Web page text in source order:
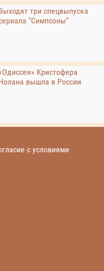
три спецвыпуска
"Симпсоны"
Кристофера
вышла в России
с условиями